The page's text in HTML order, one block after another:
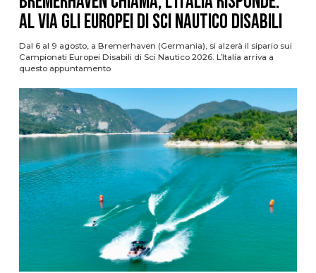
al via gli Europei di Sci Nautico Disabili
Dal 6 al 9 agosto, a Bremerhaven (Germania), si alzerà il sipario sui
Campionati Europei Disabili di Sci Nautico 2026. L’Italia arriva a
questo appuntamento